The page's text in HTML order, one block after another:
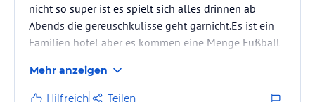
nicht so super ist es spielt sich alles drinnen ab
Abends die gereuschkulisse geht garnicht.Es ist ein
Familien hotel aber es kommen eine Menge Fußball
vorstellen was hier los ist spielen Fußball in der
Lobby entweder mann geht nach draußen oder ins
Mehr anzeigen
Hilfreich Teilen